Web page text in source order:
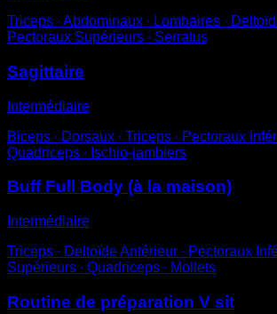
Triceps ∙ Abdominaux ∙ Lombaires ∙
Pectoraux Supérieurs ∙ Serratus
Sagittaire
Intermédiaire
Biceps ∙ Dorsaux ∙ Triceps ∙ Pectoraux
Quadriceps ∙ Ischio-jambiers
Buff Full Body (à la maison)
Intermédiaire
Triceps ∙ Deltoïde Antérieur ∙ Pectoraux
Supérieurs ∙ Quadriceps ∙ Mollets
Routine de préparation V sit